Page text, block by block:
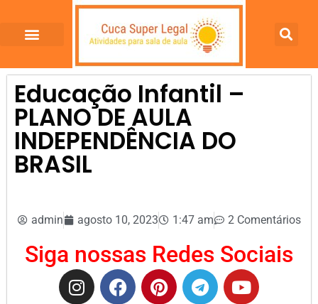
Educação Infantil –
PLANO DE AULA
INDEPENDÊNCIA DO
BRASIL
admin agosto 10, 2023 1:47 am 2 Comentários
Siga nossas Redes Sociais